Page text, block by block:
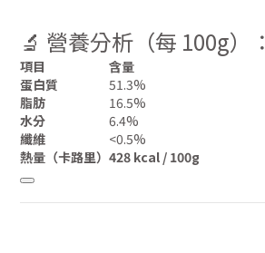
🔬 營養分析（每 100g）：
項目
含量
蛋白質
51.3%
脂肪
16.5%
水分
6.4%
纖維
<0.5%
熱量（卡路里） 428 kcal / 100g